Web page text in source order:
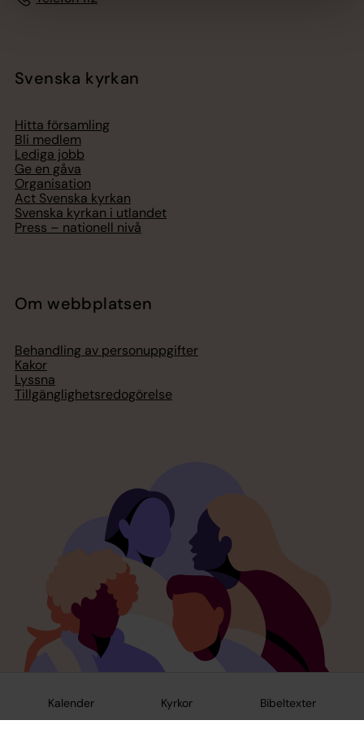
Kalender Kyrkor Bibeltexter
Svenska kyrkan
Hitta församling
Bli medlem
Lediga jobb
Ge en gåva
Organisation
Act Svenska kyrkan
Svenska kyrkan i utlandet
Press – nationell nivå
Om webbplatsen
Behandling av personuppgifter
Kakor
Lyssna
Tillgänglighetsredogörelse